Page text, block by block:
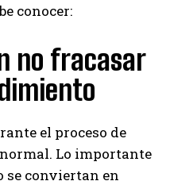
conocer:
no fracasar
el proceso de
Lo importante
se conviertan en